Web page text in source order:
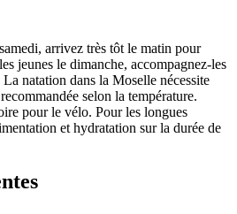
arrivez très tôt le matin pour
jeunes le dimanche, accompagnez-les
natation dans la Moselle nécessite
selon la température.
pour le vélo. Pour les longues
et hydratation sur la durée de